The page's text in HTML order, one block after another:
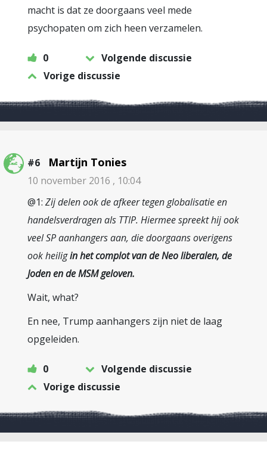
macht is dat ze doorgaans veel mede
psychopaten om zich heen verzamelen.
0
Volgende discussie
Vorige discussie
#6 Martijn Tonies
10 november 2016 , 10:04
@1: Zij delen ook de afkeer tegen globalisatie en
handelsverdragen als TTIP. Hiermee spreekt hij ook
veel SP aanhangers aan, die doorgaans overigens
ook heiligin het complot van de Neo liberalen, de
Joden en de MSM geloven.
Wait, what?
En nee, Trump aanhangers zijn niet de laag
opgeleiden.
0
Volgende discussie
Vorige discussie